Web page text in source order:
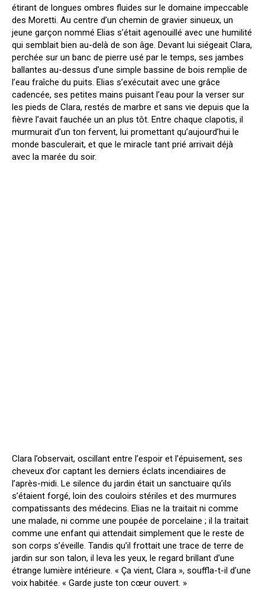
étirant de longues ombres fluides sur le domaine impeccable
des Moretti. Au centre d’un chemin de gravier sinueux, un
jeune garçon nommé Elias s’était agenouillé avec une humilité
qui semblait bien au-delà de son âge. Devant lui siégeait Clara,
perchée sur un banc de pierre usé par le temps, ses jambes
ballantes au-dessus d’une simple bassine de bois remplie de
l’eau fraîche du puits. Elias s’exécutait avec une grâce
cadencée, ses petites mains puisant l’eau pour la verser sur
les pieds de Clara, restés de marbre et sans vie depuis que la
fièvre l’avait fauchée un an plus tôt. Entre chaque clapotis, il
murmurait d’un ton fervent, lui promettant qu’aujourd’hui le
monde basculerait, et que le miracle tant prié arrivait déjà
avec la marée du soir.
Clara l’observait, oscillant entre l’espoir et l’épuisement, ses
cheveux d’or captant les derniers éclats incendiaires de
l’après-midi. Le silence du jardin était un sanctuaire qu’ils
s’étaient forgé, loin des couloirs stériles et des murmures
compatissants des médecins. Elias ne la traitait ni comme
une malade, ni comme une poupée de porcelaine ; il la traitait
comme une enfant qui attendait simplement que le reste de
son corps s’éveille. Tandis qu’il frottait une trace de terre de
jardin sur son talon, il leva les yeux, le regard brillant d’une
étrange lumière intérieure. « Ça vient, Clara », souffla-t-il d’une
voix habitée. « Garde juste ton cœur ouvert. »